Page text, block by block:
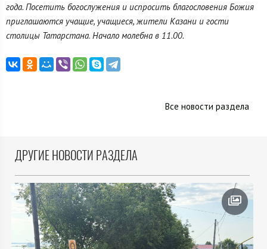
года. Посетить богослужения и испросить благословения Божия
приглашаются учащие, учащиеся, жители Казани и гости
столицы Татарстана. Начало молебна в 11.00.
Все новости раздела
ДРУГИЕ НОВОСТИ РАЗДЕЛА